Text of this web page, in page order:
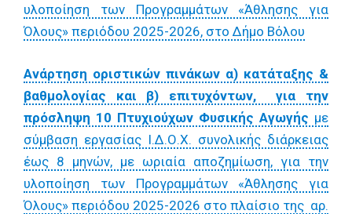
υλοποίηση των Προγραμμάτων «Άθλησης για
Όλους» περιόδου 2025-2026, στο Δήμο Βόλου
Ανάρτηση οριστικών πινάκων α) κατάταξης &
βαθμολογίας και β) επιτυχόντων, για την
πρόσληψη 10 Πτυχιούχων Φυσικής Αγωγής με
σύμβαση εργασίας Ι.Δ.Ο.Χ. συνολικής διάρκειας
έως 8 μηνών, με ωριαία αποζημίωση, για την
υλοποίηση των Προγραμμάτων «Άθλησης για
Όλους» περιόδου 2025-2026 στο πλαίσιο της αρ.